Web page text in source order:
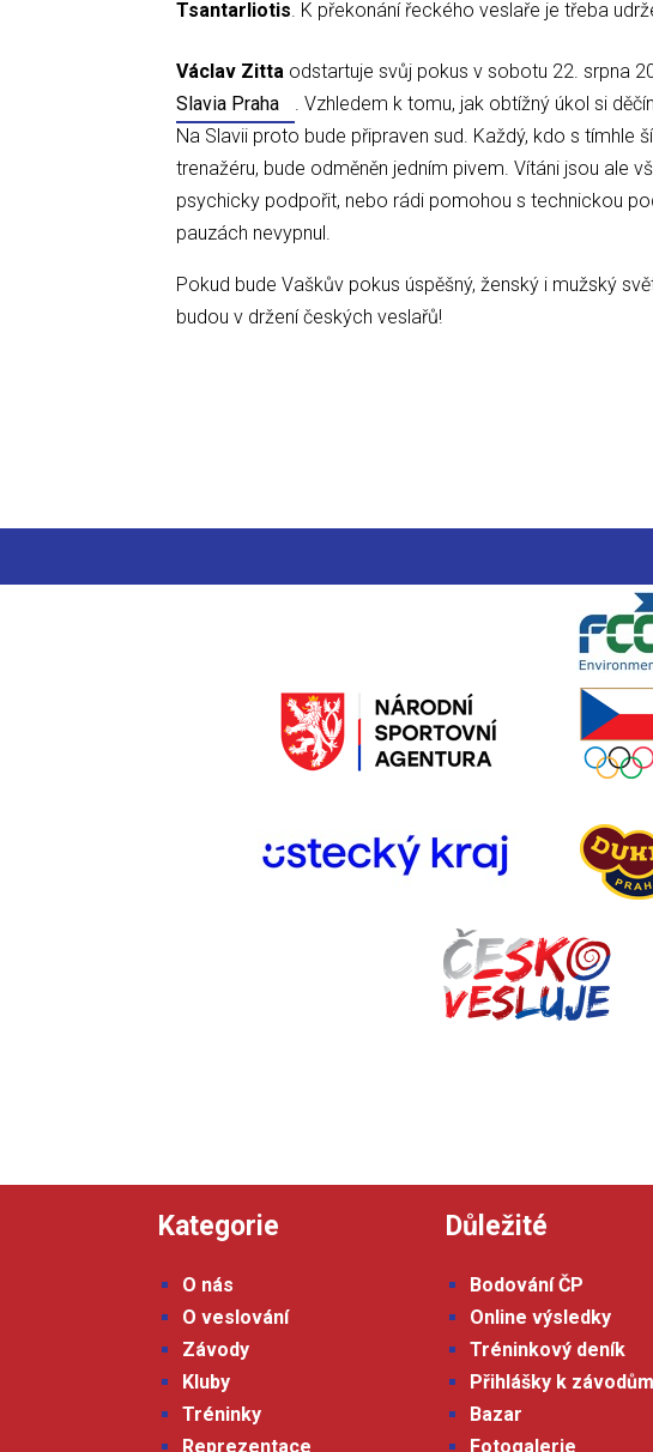
Tsantarliotis. K překonání řeckého veslaře je třeba
Václav Zitta odstartuje svůj pokus v sobotu 22. srpna
Slavia Praha
. Vzhledem k tomu, jak obtížný úkol si
Na Slavii proto bude připraven sud. Každý, kdo s tímhle
trenažéru, bude odměněn jedním pivem. Vítáni jsou ale
psychicky podpořit, nebo rádi pomohou s technickou
pauzách nevypnul.
Pokud bude Vaškův pokus úspěšný, ženský i mužský
budou v držení českých veslařů!
Kategorie
O nás
O veslování
Závody
Kluby
Tréninky
Reprezentace
Důležité
Bodování ČP
Online výsledky
Tréninkový deník
Přihlášky k závodům
Bazar
Fotogalerie